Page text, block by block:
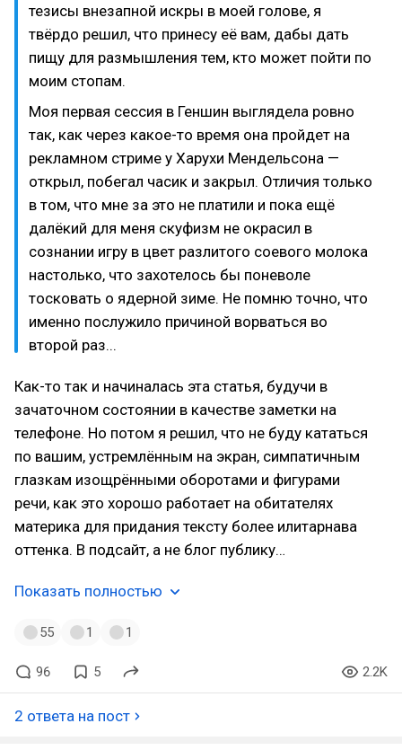
тезисы внезапной искры в моей голове, я
твёрдо решил, что принесу её вам, дабы дать
пищу для размышления тем, кто может пойти по
моим стопам.
Моя первая сессия в Геншин выглядела ровно
так, как через какое-то время она пройдет на
рекламном стриме у Харухи Мендельсона —
открыл, побегал часик и закрыл. Отличия только
в том, что мне за это не платили и пока ещё
далёкий для меня скуфизм не окрасил в
сознании игру в цвет разлитого соевого молока
настолько, что захотелось бы поневоле
тосковать о ядерной зиме. Не помню точно, что
именно послужило причиной ворваться во
второй раз...
Как-то так и начиналась эта статья, будучи в
зачаточном состоянии в качестве заметки на
телефоне. Но потом я решил, что не буду кататься
по вашим, устремлённым на экран, симпатичным
глазкам изощрёнными оборотами и фигурами
речи, как это хорошо работает на обитателях
материка для придания тексту более илитарнава
оттенка. В подсайт, а не блог публику…
Показать полностью
55 1 1
96 5 2.2K
2 ответа на пост